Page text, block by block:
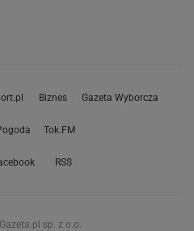
Biznes Gazeta Wyborcza
Tok.FM
RSS
sp. z o.o.